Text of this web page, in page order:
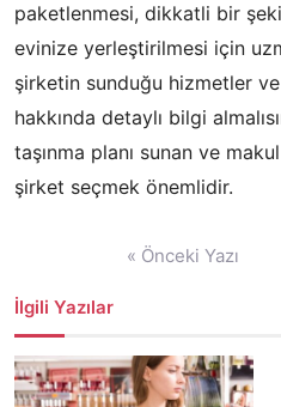
paketlenmesi, dikkatli bir
evinize yerleştirilmesi için
şirketin sunduğu hizmetler
hakkında detaylı bilgi
taşınma planı sunan ve
şirket seçmek önemlidir.
« Önceki Yazı
İlgili Yazılar